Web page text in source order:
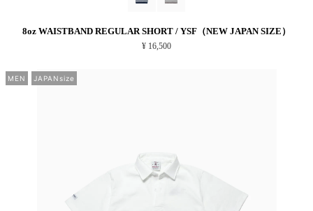
8oz WAISTBAND REGULAR SHORT / YSF（NEW JAPAN SIZE）
¥ 16,500
MEN JAPANsize